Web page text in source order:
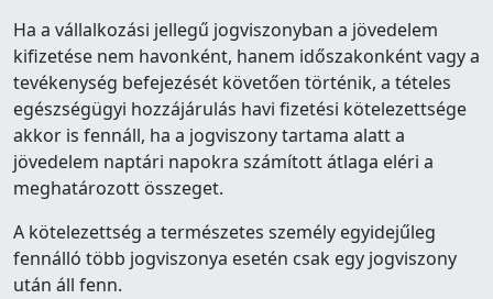
Ha a vállalkozási jellegű jogviszonyban a jövedelem
kifizetése nem havonként, hanem időszakonként vagy a
tevékenység befejezését követően történik, a tételes
egészségügyi hozzájárulás havi fizetési kötelezettsége
akkor is fennáll, ha a jogviszony tartama alatt a
jövedelem naptári napokra számított átlaga eléri a
meghatározott összeget.
A kötelezettség a természetes személy egyidejűleg
fennálló több jogviszonya esetén csak egy jogviszony
után áll fenn.